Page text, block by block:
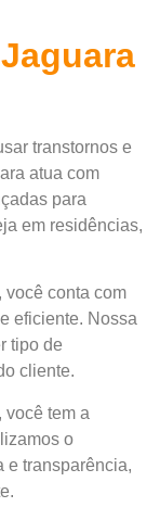
transtornos e
atua com
para
em residências,
você conta com
eficiente. Nossa
tipo de
cliente.
você tem a
o
e transparência,